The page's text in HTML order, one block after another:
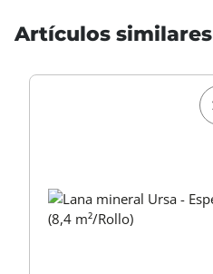
Artículos similares